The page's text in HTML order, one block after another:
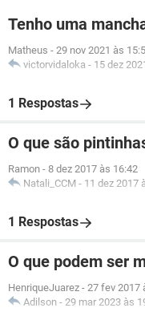
Tenho uma
Matheus - 29 nov 2021 às
victorvidaloka - 15 dez
1 Respostas
O que são
Ramon - 8 dez 2017 às 16:42
Natali_CCM - 11 dez 2017
1 Respostas
O que podem ser
HenriqueJuarez - 27 fev 2017
Adilson - 29 mar 2023 às